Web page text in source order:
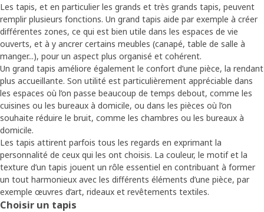
Les tapis, et en particulier les grands et très grands tapis, peuvent
remplir plusieurs fonctions. Un grand tapis aide par exemple à créer
différentes zones, ce qui est bien utile dans les espaces de vie
ouverts, et à y ancrer certains meubles (canapé, table de salle à
manger...), pour un aspect plus organisé et cohérent.
Un grand tapis améliore également le confort d’une pièce, la rendant
plus accueillante. Son utilité est particulièrement appréciable dans
les espaces où l’on passe beaucoup de temps debout, comme les
cuisines ou les bureaux à domicile, ou dans les pièces où l’on
souhaite réduire le bruit, comme les chambres ou les bureaux à
domicile.
Les tapis attirent parfois tous les regards en exprimant la
personnalité de ceux qui les ont choisis. La couleur, le motif et la
texture d’un tapis jouent un rôle essentiel en contribuant à former
un tout harmonieux avec les différents éléments d’une pièce, par
exemple œuvres d’art, rideaux et revêtements textiles.
Choisir un tapis